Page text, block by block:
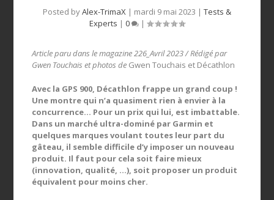
Posted byAlex-TrimaX | mardi 9 mai 2023 | Tests &
Experts | 0 |
Article paru dans le magazine 226_Avril 2023 / Rédigé par
Gwen Touchais et photos de Gwen Touchais et Décathlon
Avec la GPS 900, Décathlon frappe un grand coup !
Une montre qui n’a quasiment rien à envier à la
concurrence… Pour un prix qui lui, est imbattable.
Dans un marché ultra-dominé par Garmin et
quelques marques voulant toutes leur part du
gâteau, il semble difficile d’y imposer un nouveau
produit. Il faut pour cela soit faire mieux
(innovation, qualité, …), soit proposer un produit
équivalent pour moins cher.